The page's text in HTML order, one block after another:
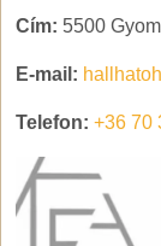
Cím: 5500
E-mail:
Telefon: +36 70